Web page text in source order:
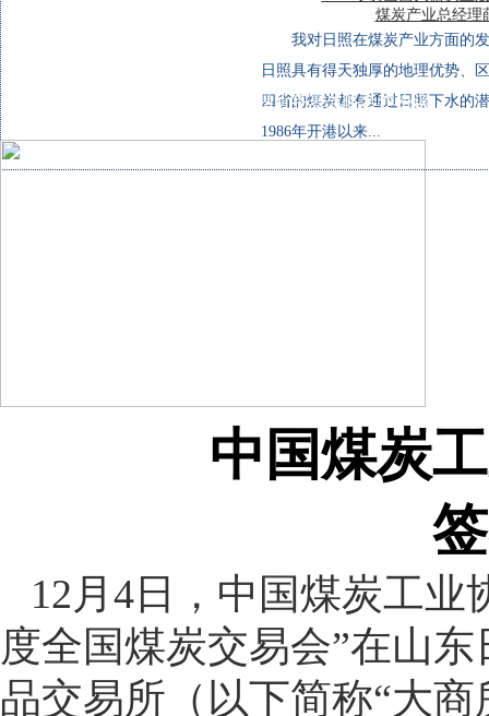
煤炭产业总经理
我对日照在煤炭产业方面的
日照具有得天独厚的地理优势、
四省的煤炭都有通过日照下水的
1986年开港以来...
中国煤炭工业协会与大连商品交易所签署战略合作协议
中国煤炭
12月4日，中国煤炭工业
度全国煤炭交易会”在山
品交易所（以下简称“大